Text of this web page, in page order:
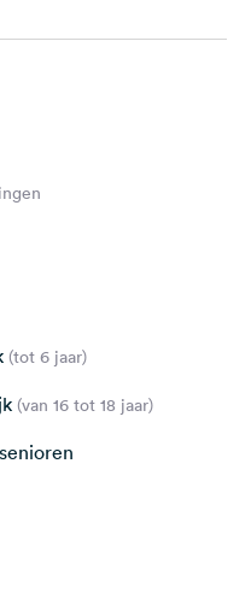
(tot 6 jaar)
(van 16 tot 18 jaar)